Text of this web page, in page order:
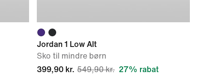
Jordan 1 Low Alt
Sko til mindre børn
399,90 kr. 549,90 kr. 27% rabat